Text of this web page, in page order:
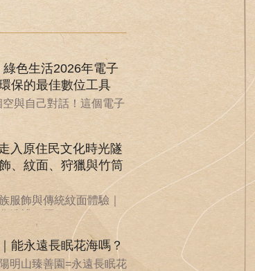
綠色生活2026年電子
保的最佳數位工具
與自己對話！這個電子
入原住民文化時光隧
、紋面、狩獵與竹筒
服飾與傳統紋面體驗｜
洗禮．原...
能永遠長眠花海嗎？
明山臻善園=永遠長眠花